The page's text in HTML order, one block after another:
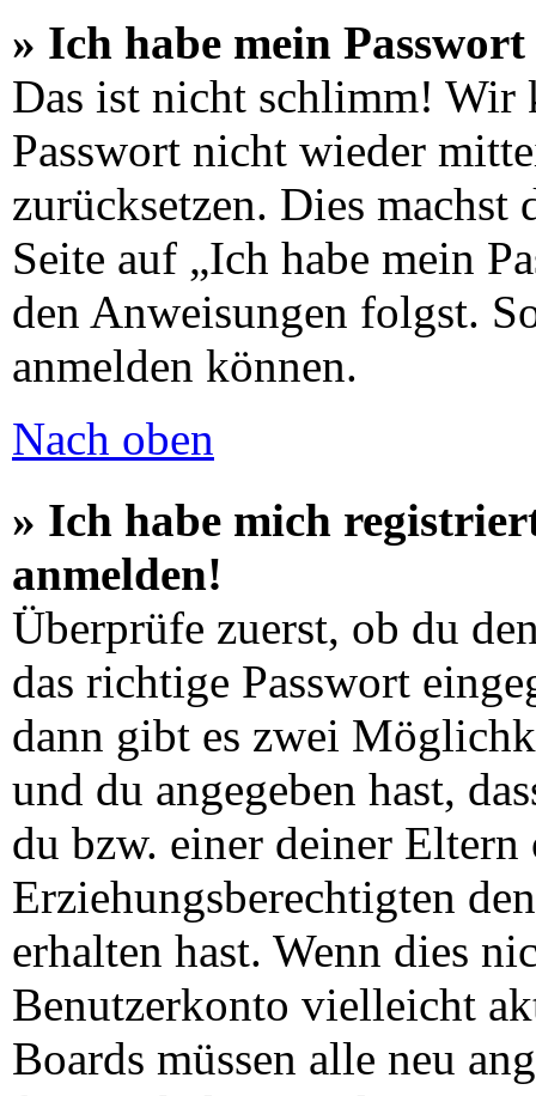
» Ich habe mein Passwort
Das ist nicht schlimm! Wir
Passwort nicht wieder
zurücksetzen. Dies
Seite auf „Ich habe mein
den Anweisungen folgst.
anmelden können.
Nach oben
» Ich habe mich
anmelden!
Überprüfe zuerst, ob du
das richtige Passwort
dann gibt es zwei
und du angegeben hast,
du bzw. einer deiner Eltern
Erziehungsberechtigten
erhalten hast. Wenn dies
Benutzerkonto vielleicht
Boards müssen alle neu